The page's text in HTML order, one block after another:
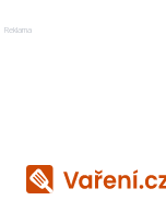
Reklama